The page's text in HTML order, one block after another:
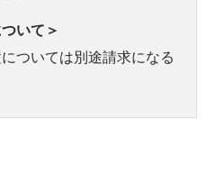
いて＞
ついては別途請求になる